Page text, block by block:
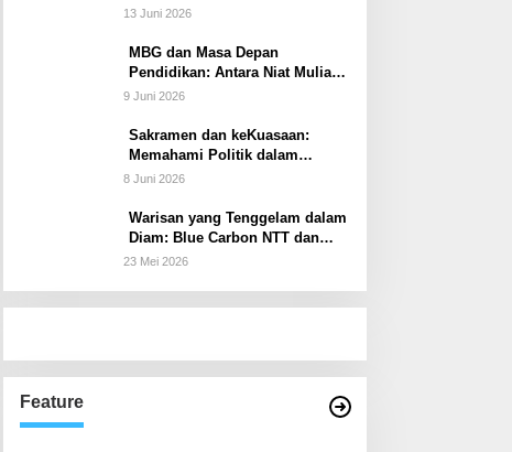
13 Juni 2026
MBG dan Masa Depan
Pendidikan: Antara Niat Mulia
dan Tata Kelola yang Lemah
9 Juni 2026
Sakramen dan keKuasaan:
Memahami Politik dalam
Perspektif Sakramentologi
8 Juni 2026
Warisan yang Tenggelam dalam
Diam: Blue Carbon NTT dan
Janji Ekonomi yang Belum
23 Mei 2026
Feature